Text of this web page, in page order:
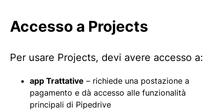
Accesso a Projects
Per usare Projects, devi avere accesso a:
app Trattative – richiede una postazione a
pagamento e dà accesso alle funzionalità
principali di Pipedrive